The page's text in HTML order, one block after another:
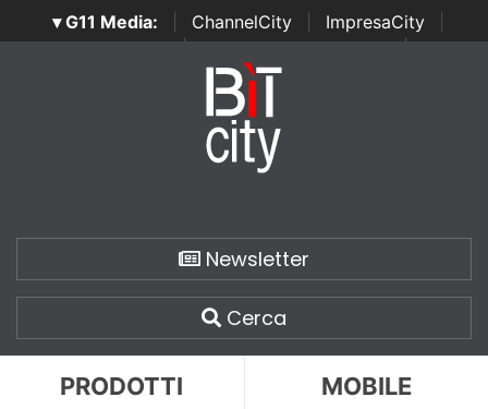
▾ G11 Media: ChannelCity ImpresaCity
SecurityOpenLab | Italian Channel Awards | Italian
Italian Security Awards
Newsletter
Cerca
PRODOTTI MOBILE